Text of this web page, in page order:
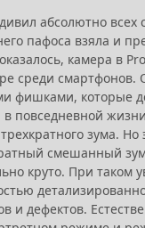
абсолютно всех
пафоса взяла и
камера в
среди смартфонов.
фишками, которые
в повседневной
зума. Но
смешанный
круто. При таком
и дефектов.